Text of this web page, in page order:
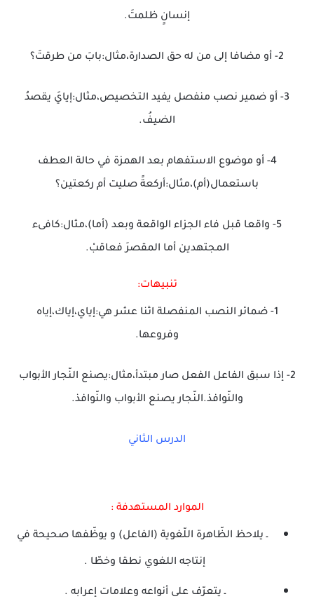
إنسانٍ ظلمتَ.
2- أو مضافا إلى من له حق الصدارة،مثال:بابَ من طرقتَ؟
3- أو ضمير نصب منفصل يفيد التخصيص،مثال:إيايَ يقصدُ
الضيفُ.
4- أو موضوع الاستفهام بعد الهمزة في حالة العطف
باستعمال(أم)،مثال:أركعةً صليت أم ركعتين؟
5- واقعا قبل فاء الجزاء الواقعة وبعد (أما)،مثال:كافىء
المجتهدين أما المقصرَ فعاقبْ.
تنبيهات:
1- ضمائر النصب المنفصلة اثنا عشر هي:إياي،إياك،إياه
وفروعها.
2- إذا سبق الفاعل الفعل صار مبتدأ،مثال:يصنع النّجار الأبواب
والنّوافذ.النّجار يصنع الأبواب والنّوافذ.
الدرس الثاني
الموارد المستهدفة :
ـ يلاحظ الظّاهرة اللّغوية (الفاعل) و يوظّفها صحيحة في
إنتاجه اللغوي نطقا وخطّا .
ـ يتعرّف على أنواعه وعلامات إعرابه .